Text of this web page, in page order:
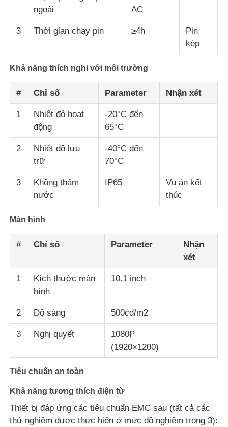
ngoài
AC
3 Thời gian chạy pin ≥4h
Pin
kép
Khả năng thích nghi với môi trường
# Chỉ số Parameter Nhận xét
1
Nhiệt độ hoạt
động
-20°C đến
65°C
2
Nhiệt độ lưu
trữ
-40°C đến
70°C
3
Không thấm
nước
IP65
Vụ án kết
thúc
Màn hình
# Chỉ số Parameter
Nhận
xét
1
Kích thước màn
hình
10.1 inch
2 Độ sáng 500cd/m2
3 Nghị quyết
1080P
(1920×1200)
Tiêu chuẩn an toàn
Khả năng tương thích điện từ
Thiết bị đáp ứng các tiêu chuẩn EMC sau (tất cả các
thử nghiệm được thực hiện ở mức độ nghiêm trọng 3):